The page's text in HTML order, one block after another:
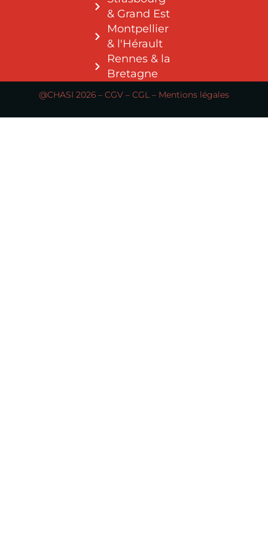
& Grand Est
Montpellier
& l'Hérault
Rennes & la
Bretagne
@CHASI 2026 – CGV – CGL – Mentions légales